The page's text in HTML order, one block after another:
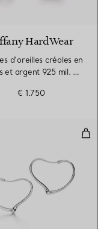
HardWear
d’oreilles créoles en
et argent 925 mil. en
€ 1.750
Maille